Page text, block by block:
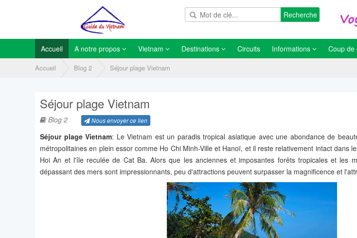
Recherche
Accueil A notre propos Vietnam Destinations Circuits Informations Coup de
Accueil Blog 2 Séjour plage Vietnam
Séjour plage Vietnam
Blog 2 Nous envoyer ce lien
Séjour plage Vietnam: Le Vietnam est un paradis tropical asiatique avec une abondance de
métropolitaines en plein essor comme Ho Chi Minh-Ville et Hanoï, et il reste relativement intact dans
Hoi An et l'île reculée de Cat Ba. Alors que les anciennes et imposantes forêts tropicales et les
dépassant des mers sont impressionnants, peu d'attractions peuvent surpasser la magnificence et